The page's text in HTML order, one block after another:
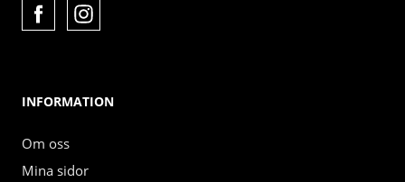
INFORMATION
Om oss
Mina sidor